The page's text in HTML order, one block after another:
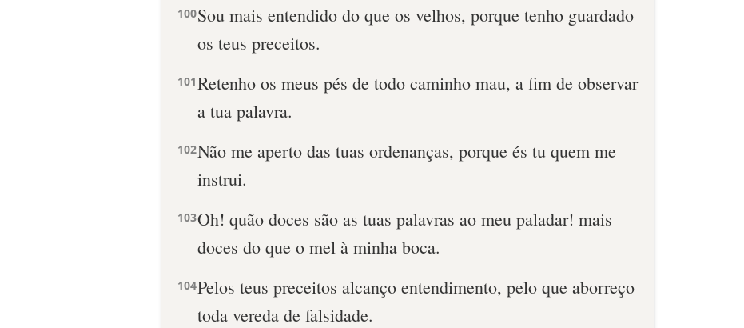
100Sou mais entendido do que os velhos, porque tenho guardado
os teus preceitos.
101Retenho os meus pés de todo caminho mau, a fim de observar
a tua palavra.
102Não me aperto das tuas ordenanças, porque és tu quem me
instrui.
103Oh! quão doces são as tuas palavras ao meu paladar! mais
doces do que o mel à minha boca.
104Pelos teus preceitos alcanço entendimento, pelo que aborreço
toda vereda de falsidade.